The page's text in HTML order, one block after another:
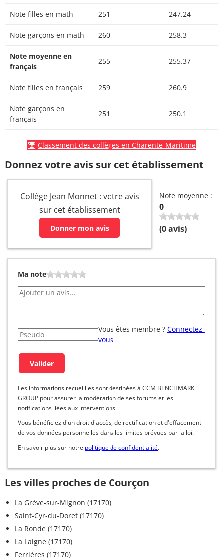
Note filles en math 251 247.24
Note garçons en math 260 258.3
Note moyenne en
français
255 255.37
Note filles en français 259 260.9
Note garçons en
français
251 250.1
Classement des collèges en Charente-Maritime
Donnez votre avis sur cet établissement
Collège Jean Monnet : votre avis
sur cet établissement
Donner mon avis
Note moyenne :
0
(0avis)
Ma note
Vous êtes membre ? Connectez-
vous
Les informations recueillies sont destinées à CCM BENCHMARK
GROUP pour assurer la modération de ses forums et les
notifications liées aux interventions.
Vous bénéficiez d'un droit d'accès, de rectification et d'effacement
de vos données personnelles dans les limites prévues par la loi.
En savoir plus sur notre politique de confidentialité.
Les villes proches de Courçon
La Grève-sur-Mignon (17170)
Saint-Cyr-du-Doret (17170)
La Ronde (17170)
La Laigne (17170)
Ferrières (17170)